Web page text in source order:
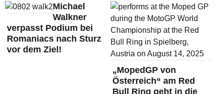
Michael
Walkner
verpasst Podium bei
Romaniacs nach Sturz
vor dem Ziel!
„MopedGP von
Österreich“ am Red
Bull Ring geht in die